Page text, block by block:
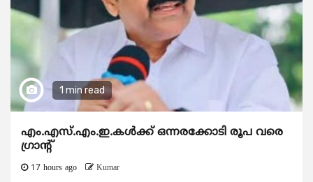
1 min read
എം.എസ്.എം.ഇ.കൾക്ക് ഒന്നരക്കോടി രൂപ വരെ
ഗ്രാന്റ്
17 hours ago Kumar